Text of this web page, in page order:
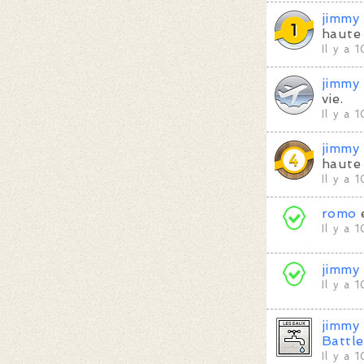
Il y a
vie.
Il y a
Il y a
romo
Il y a
Il y a
Il y a